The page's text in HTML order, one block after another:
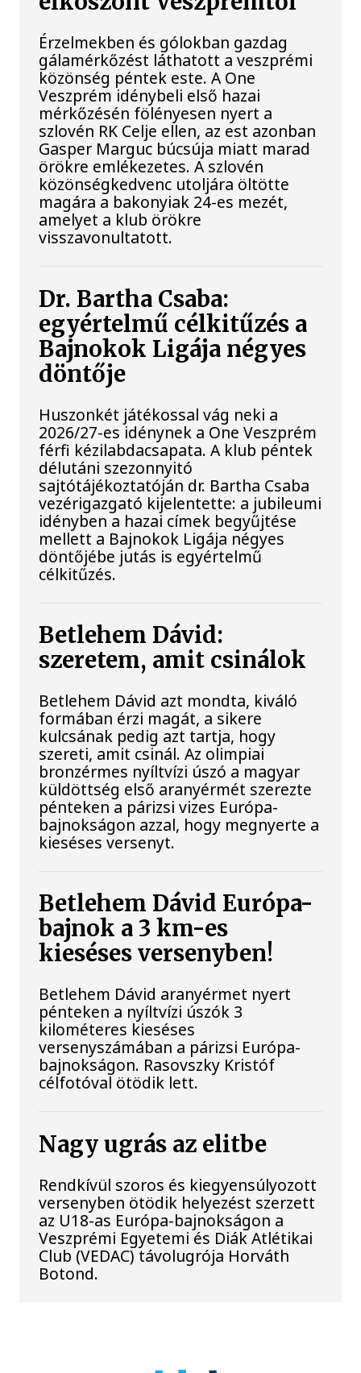
Érzelmekben és gólokban gazdag
gálamérkőzést láthatott a veszprémi
közönség péntek este. A One
Veszprém idénybeli első hazai
mérkőzésén fölényesen nyert a
szlovén RK Celje ellen, az est azonban
Gasper Marguc búcsúja miatt marad
örökre emlékezetes. A szlovén
közönségkedvenc utoljára öltötte
magára a bakonyiak 24-es mezét,
amelyet a klub örökre
visszavonultatott.
Dr. Bartha Csaba:
egyértelmű célkitűzés a
Bajnokok Ligája négyes
döntője
Huszonkét játékossal vág neki a
2026/27-es idénynek a One Veszprém
férfi kézilabdacsapata. A klub péntek
délutáni szezonnyitó
sajtótájékoztatóján dr. Bartha Csaba
vezérigazgató kijelentette: a jubileumi
idényben a hazai címek begyűjtése
mellett a Bajnokok Ligája négyes
döntőjébe jutás is egyértelmű
célkitűzés.
Betlehem Dávid:
szeretem, amit csinálok
Betlehem Dávid azt mondta, kiváló
formában érzi magát, a sikere
kulcsának pedig azt tartja, hogy
szereti, amit csinál. Az olimpiai
bronzérmes nyíltvízi úszó a magyar
küldöttség első aranyérmét szerezte
pénteken a párizsi vizes Európa-
bajnokságon azzal, hogy megnyerte a
kieséses versenyt.
Betlehem Dávid Európa-
bajnok a 3 km-es
kieséses versenyben!
Betlehem Dávid aranyérmet nyert
pénteken a nyíltvízi úszók 3
kilométeres kieséses
versenyszámában a párizsi Európa-
bajnokságon. Rasovszky Kristóf
célfotóval ötödik lett.
Nagy ugrás az elitbe
Rendkívül szoros és kiegyensúlyozott
versenyben ötödik helyezést szerzett
az U18-as Európa-bajnokságon a
Veszprémi Egyetemi és Diák Atlétikai
Club (VEDAC) távolugrója Horváth
Botond.